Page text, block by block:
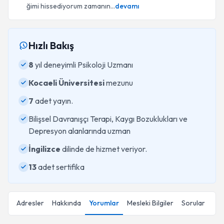
ğimi hissediyorum zamanın...devamı
Hızlı Bakış
8 yıl deneyimli Psikoloji Uzmanı
Kocaeli Üniversitesimezunu
7 adet yayın.
Bilişsel Davranışçı Terapi, Kaygı Bozuklukları ve
Depresyon alanlarında uzman
İngilizce dilinde de hizmet veriyor.
13adet sertifika
Adresler Hakkında Yorumlar Mesleki Bilgiler Sorular